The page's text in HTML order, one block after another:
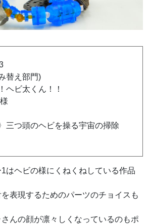
替え部門)
ヘビ太くん！！
三つ頭のヘビを操る宇宙の掃除
はヘビの様にくねくねしている作品
表現するためのパーツのチョイスも
んの顔が凛々しくなっているのもポ